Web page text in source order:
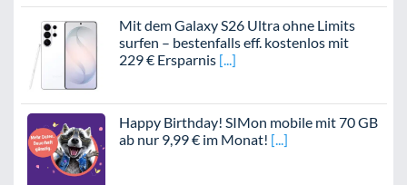
Mit dem Galaxy S26 Ultra ohne Limits
surfen – bestenfalls eff. kostenlos mit
229 € Ersparnis
Happy Birthday! SIMon mobile mit 70 GB
ab nur 9,99 € im Monat!